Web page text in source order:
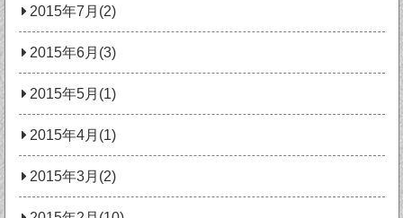
2015年7月(2)
2015年6月(3)
2015年5月(1)
2015年4月(1)
2015年3月(2)